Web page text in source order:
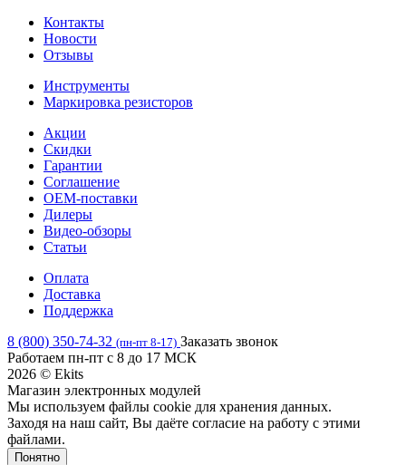
Контакты
Новости
Отзывы
Инструменты
Маркировка резисторов
Акции
Скидки
Гарантии
Соглашение
OEM-поставки
Дилеры
Видео-обзоры
Статьи
Оплата
Доставка
Поддержка
8 (800) 350-74-32 (пн-пт 8-17) Заказать звонок
Работаем пн-пт с 8 до 17 МСК
2026 © Ekits
Магазин электронных модулей
Мы используем файлы cookie для хранения данных.
Заходя на наш сайт, Вы даёте согласие на работу с этими
файлами.
Понятно